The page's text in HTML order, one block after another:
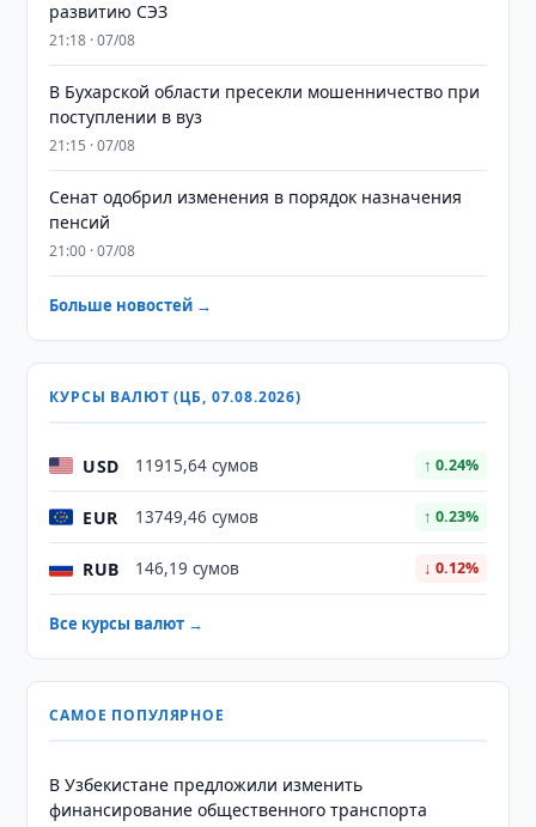
развитию СЭЗ
21:18 · 07/08
В Бухарской области пресекли мошенничество при
поступлении в вуз
21:15 · 07/08
Сенат одобрил изменения в порядок назначения
пенсий
21:00 · 07/08
Больше новостей →
КУРСЫ ВАЛЮТ (ЦБ, 07.08.2026)
USD 11915,64 сумов ↑ 0.24%
EUR 13749,46 сумов ↑ 0.23%
RUB 146,19 сумов ↓ 0.12%
Все курсы валют →
САМОЕ ПОПУЛЯРНОЕ
В Узбекистане предложили изменить
финансирование общественного транспорта